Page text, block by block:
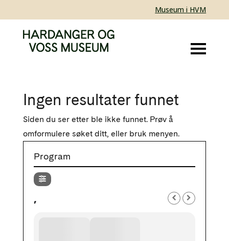
Museum i HVM
Ingen resultater funnet
Siden du ser etter ble ikke funnet. Prøv å
omformulere søket ditt, eller bruk menyen.
Program
,